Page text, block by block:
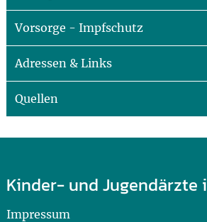
Vorsorge - Impfschutz
Adressen & Links
Quellen
Kinder- und Jugendärzte
Impressum